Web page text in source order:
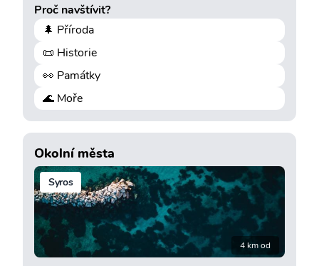
Proč navštívit?
🌲 Příroda
📜 Historie
👀 Památky
🌊 Moře
Okolní města
Syros
4 km od